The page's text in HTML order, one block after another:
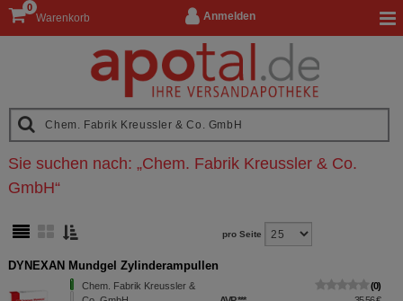
Anmelden
Warenkorb
0
Sie suchen nach: „Chem. Fabrik Kreussler & Co.
GmbH“
pro Seite
DYNEXAN Mundgel Zylinderampullen
Chem. Fabrik Kreussler &
0